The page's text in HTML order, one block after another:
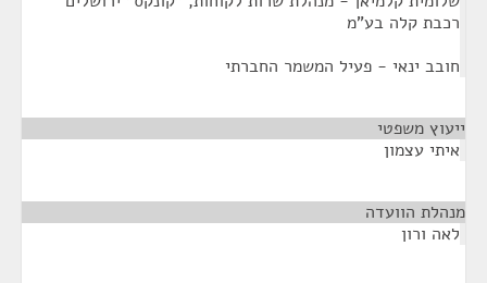
רכבת קלה בע"מ
חובב ינאי - פעיל המשמר החברתי
ייעוץ משפטי
איתי עצמון
מנהלת הוועדה
לאה ורון